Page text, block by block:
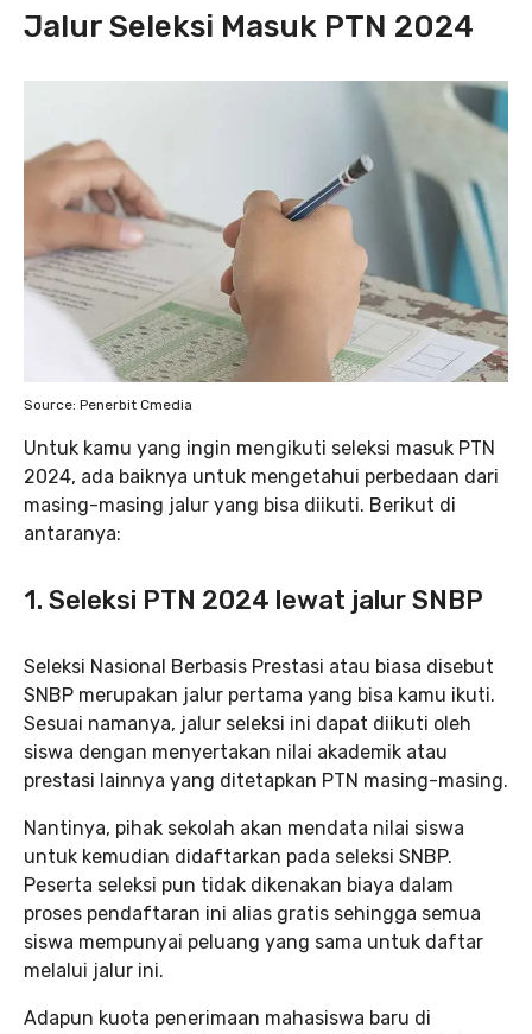
Jalur Seleksi Masuk PTN 2024
Source: Penerbit Cmedia
Untuk kamu yang ingin mengikuti seleksi masuk PTN
2024, ada baiknya untuk mengetahui perbedaan dari
masing-masing jalur yang bisa diikuti. Berikut di
antaranya:
1. Seleksi PTN 2024 lewat jalur SNBP
Seleksi Nasional Berbasis Prestasi atau biasa disebut
SNBP merupakan jalur pertama yang bisa kamu ikuti.
Sesuai namanya, jalur seleksi ini dapat diikuti oleh
siswa dengan menyertakan nilai akademik atau
prestasi lainnya yang ditetapkan PTN masing-masing.
Nantinya, pihak sekolah akan mendata nilai siswa
untuk kemudian didaftarkan pada seleksi SNBP.
Peserta seleksi pun tidak dikenakan biaya dalam
proses pendaftaran ini alias gratis sehingga semua
siswa mempunyai peluang yang sama untuk daftar
melalui jalur ini.
Adapun kuota penerimaan mahasiswa baru di